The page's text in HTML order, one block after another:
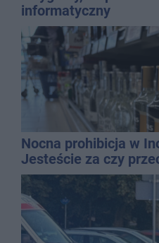
informatyczny
Nocna prohibicja w
Jesteście za czy